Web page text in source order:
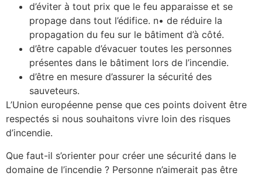
d’éviter à tout prix que le feu apparaisse et se
propage dans tout l’édifice. n• de réduire la
propagation du feu sur le bâtiment d’à côté.
d’être capable d’évacuer toutes les personnes
présentes dans le bâtiment lors de l’incendie.
d’être en mesure d’assurer la sécurité des
sauveteurs.
L’Union européenne pense que ces points doivent être
respectés si nous souhaitons vivre loin des risques
d’incendie.
Que faut-il s’orienter pour créer une sécurité dans le
domaine de l’incendie ? Personne n’aimerait pas être